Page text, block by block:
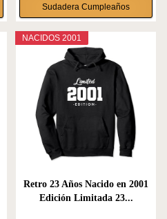
Sudadera Cumpleaños
NACIDOS 2001
Retro 23 Años Nacido en 2001
Edición Limitada 23...